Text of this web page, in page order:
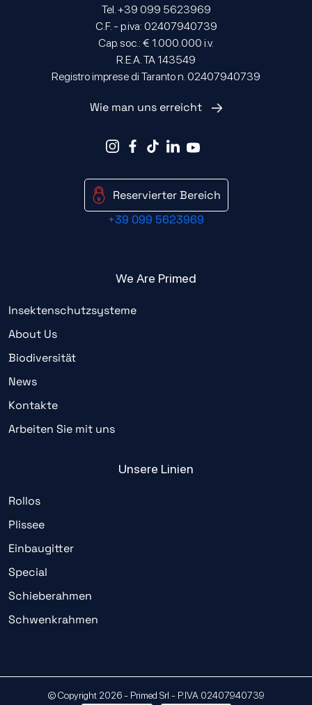
Tel. +39 099 5623969
C.F. - p.iva: 02407940739
Cap. soc.: € 1.000.000 i.v.
R.E.A. TA 143549
Registro imprese di Taranto n. 02407940739
Wie man uns erreicht
Reservierter Bereich
+39 099 5623969
We Are Primed
Insektenschutzsysteme
About Us
Biodiversität
News
Kontakte
Arbeiten Sie mit uns
Unsere Linien
Rollos
Plissee
Einbaugitter
Special
Schieberahmen
Schwenkrahmen
© Copyright 2026 - Primed Srl - P.IVA 02407940739